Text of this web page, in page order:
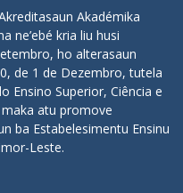
Akadémika
ne’ebé kria liu husi
ho alterasaun
de 1 de Dezembro, tutela
Ensino Superior, Ciência e
maka atu promove
ba Estabelesimentu Ensinu
Leste.